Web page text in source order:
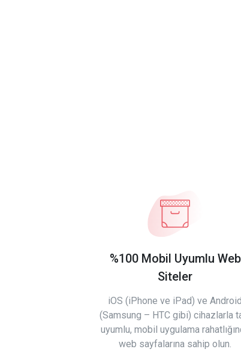
%100 Mobil Uyumlu Web
Siteler
iOS (iPhone ve iPad) ve Android
(Samsung – HTC gibi) cihazlarla
uyumlu, mobil uygulama
web sayfalarına sahip olun.